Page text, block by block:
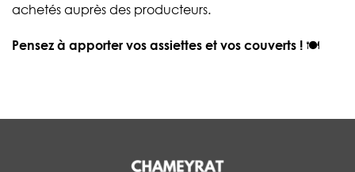
achetés auprès des producteurs.
Pensez à apporter vos assiettes et vos couverts ! 🍽️